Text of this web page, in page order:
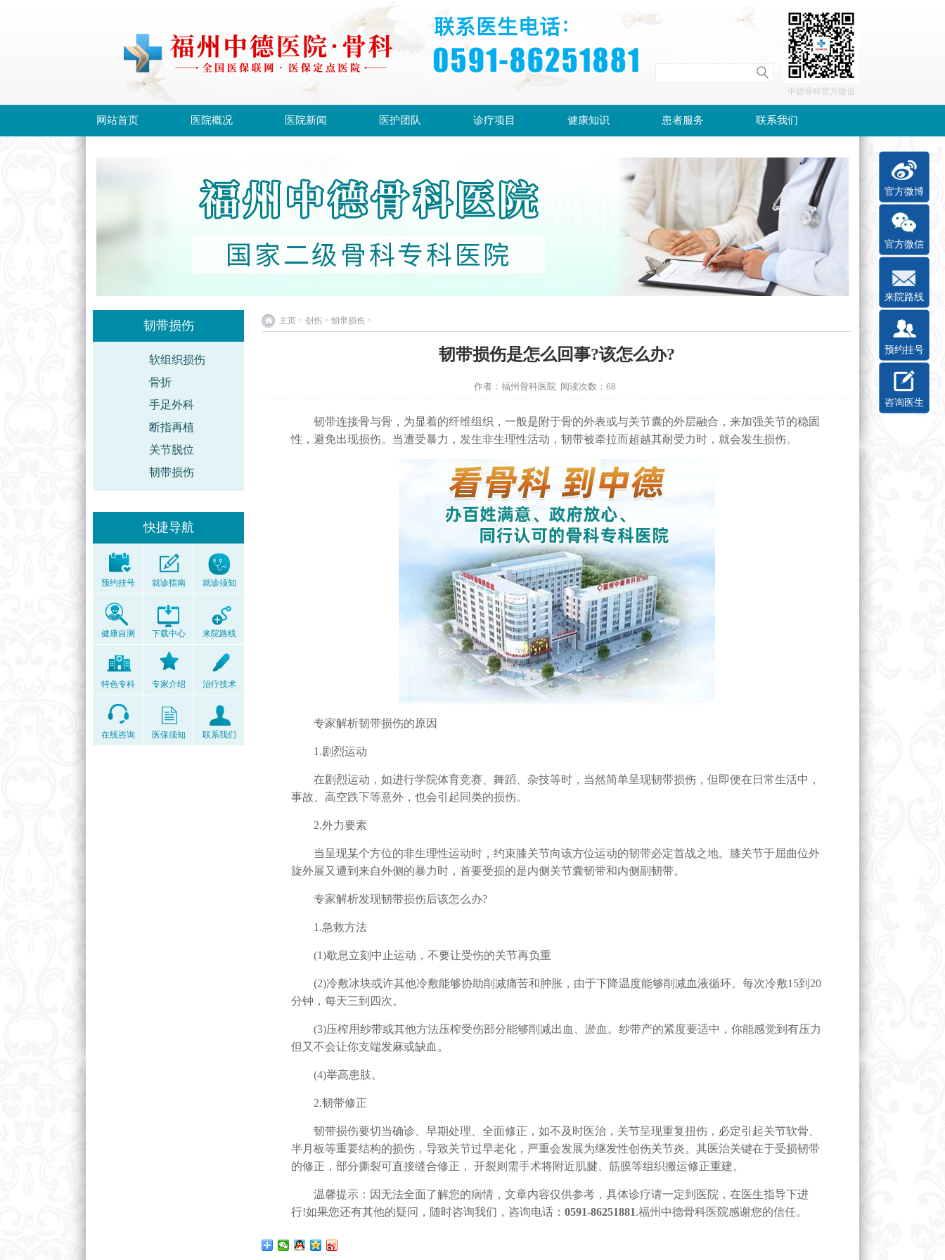
中德骨科官方微信
网站首页 医院概况 医院新闻 医护团队 诊疗项目 健康知识 患者服务 联系我们
韧带损伤
软组织损伤
骨折
手足外科
断指再植
关节脱位
韧带损伤
快捷导航
预约挂号 就诊指南 就诊须知
健康自测 下载中心 来院路线
特色专科 专家介绍 治疗技术
在线咨询 医保须知 联系我们
主页 > 创伤 > 韧带损伤 >
韧带损伤是怎么回事?该怎么办?
作者：福州骨科医院 阅读次数：68
韧带连接骨与骨，为显着的纤维组织，一般是附于骨的外表或与关节囊的外层融合，来加强关节的稳固
性，避免出现损伤。当遭受暴力，发生非生理性活动，韧带被牵拉而超越其耐受力时，就会发生损伤。
专家解析韧带损伤的原因
1.剧烈运动
在剧烈运动，如进行学院体育竞赛、舞蹈、杂技等时，当然简单呈现韧带损伤，但即便在日常生活中，
事故、高空跌下等意外，也会引起同类的损伤。
2.外力要素
当呈现某个方位的非生理性运动时，约束膝关节向该方位运动的韧带必定首战之地。膝关节于屈曲位外
旋外展又遭到来自外侧的暴力时，首要受损的是内侧关节囊韧带和内侧副韧带。
专家解析发现韧带损伤后该怎么办?
1.急救方法
(1)歇息立刻中止运动，不要让受伤的关节再负重
(2)冷敷冰块或许其他冷敷能够协助削减痛苦和肿胀，由于下降温度能够削减血液循环。每次冷敷15到20
分钟，每天三到四次。
(3)压榨用纱带或其他方法压榨受伤部分能够削减出血、淤血。纱带产的紧度要适中，你能感觉到有压力
但又不会让你支端发麻或缺血。
(4)举高患肢。
2.韧带修正
韧带损伤要切当确诊、早期处理、全面修正，如不及时医治，关节呈现重复扭伤，必定引起关节软骨、
半月板等重要结构的损伤，导致关节过早老化，严重会发展为继发性创伤关节炎。其医治关键在于受损韧带
的修正，部分撕裂可直接缝合修正， 开裂则需手术将附近肌腱、筋膜等组织搬运修正重建。
温馨提示：因无法全面了解您的病情，文章内容仅供参考，具体诊疗请一定到医院，在医生指导下进
行!如果您还有其他的疑问，随时咨询我们，咨询电话： 0591-86251881.福州中德骨科医院感谢您的信任。
官方微博
官方微信
来院路线
预约挂号
咨询医生